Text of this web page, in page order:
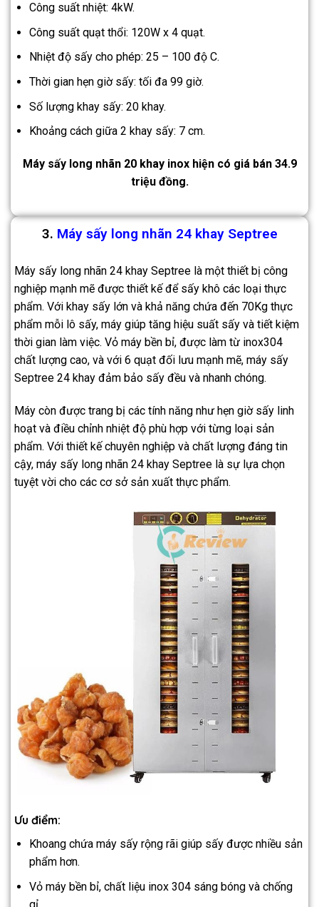
Công suất nhiệt: 4kW.
Công suất quạt thổi: 120W x 4 quạt.
Nhiệt độ sấy cho phép: 25 – 100 độ C.
Thời gian hẹn giờ sấy: tối đa 99 giờ.
Số lượng khay sấy: 20 khay.
Khoảng cách giữa 2 khay sấy: 7 cm.
Máy sấy long nhãn 20 khay inox hiện có giá bán 34.9
triệu đồng.
3. Máy sấy long nhãn 24 khay Septree
Máy sấy long nhãn 24 khay Septree là một thiết bị công
nghiệp mạnh mẽ được thiết kế để sấy khô các loại thực
phẩm. Với khay sấy lớn và khả năng chứa đến 70Kg thực
phẩm mỗi lô sấy, máy giúp tăng hiệu suất sấy và tiết kiệm
thời gian làm việc. Vỏ máy bền bỉ, được làm từ inox304
chất lượng cao, và với 6 quạt đối lưu mạnh mẽ, máy sấy
Septree 24 khay đảm bảo sấy đều và nhanh chóng.
Máy còn được trang bị các tính năng như hẹn giờ sấy linh
hoạt và điều chỉnh nhiệt độ phù hợp với từng loại sản
phẩm. Với thiết kế chuyên nghiệp và chất lượng đáng tin
cậy, máy sấy long nhãn 24 khay Septree là sự lựa chọn
tuyệt vời cho các cơ sở sản xuất thực phẩm.
Ưu điểm:
Khoang chứa máy sấy rộng rãi giúp sấy được nhiều sản
phẩm hơn.
Vỏ máy bền bỉ, chất liệu inox 304 sáng bóng và chống